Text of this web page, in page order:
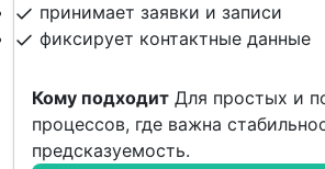
принимает заявки и записи
фиксирует контактные данные
Кому подходит Для простых и
процессов, где важна
предсказуемость.